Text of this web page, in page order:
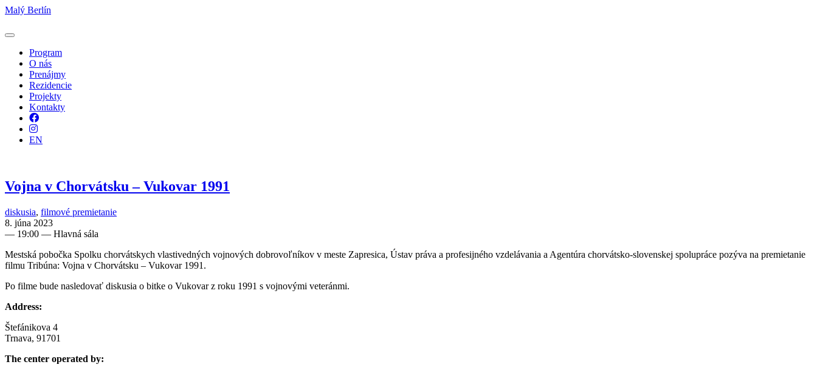
Malý Berlín
Program
O nás
Prenájmy
Rezidencie
Projekty
Kontakty
Facebook
Instagram
EN
Vojna v Chorvátsku – Vukovar 1991
diskusia, filmové premietanie
8. júna 2023
— 19:00 — Hlavná sála
Mestská pobočka Spolku chorvátskych vlastivedných vojnových dobrovoľníkov v meste Zapresica, Ústav práva a profesijného vzdelávania a Agentúra chorvátsko-slovenskej spolupráce pozýva na premietanie
filmu Tribúna: Vojna v Chorvátsku – Vukovar 1991.
Po filme bude nasledovať diskusia o bitke o Vukovar z roku 1991 s vojnovými veteránmi.
Address:
Štefánikova 4
Trnava, 91701
The center operated by: